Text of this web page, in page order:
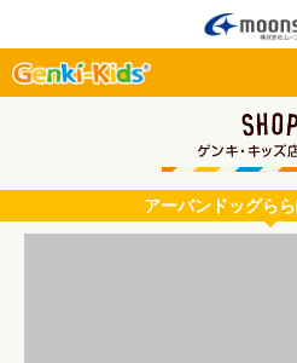
アーバンドッグら